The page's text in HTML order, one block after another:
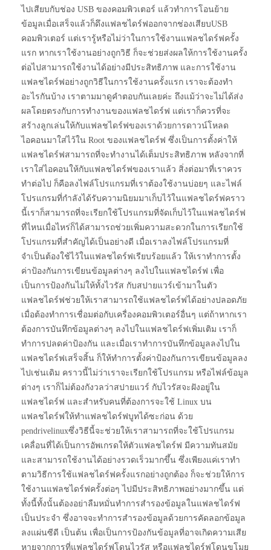
ไปเสียบกับช่อง USB ของคอมพิวเตอร์ แล้วทำการโอนย้าย
ข้อมูลเมื่อเสร็จแล้วก็ดึงแฟลชไดร์ฟออกจากช่องเสียบUSB
คอมพิวเตอร์ แต่เรารู้หรือไม่ว่าในการใช้งานแฟลชไดร์ฟครั้ง
แรก หากเราใช้งานอย่างถูกวิธี ก็จะช่วยส่งผลให้การใช้งานครั้ง
ต่อไปสามารถใช้งานได้อย่างมีประสิทธิภาพ และการใช้งาน
แฟลชไดร์ฟอย่างถูกวิธีในการใช้งานครั้งแรก เราจะต้องทำ
อะไรกันบ้าง เราตามมาดูคำตอบกันเลยค่ะ ถึงแม้ว่าจะไม่ได้ส่ง
ผลโดยตรงกับการทำงานของแฟลชไดร์ฟ แต่เราก็ควรที่จะ
สร้างลูกเล่นให้กับแฟลชไดร์ฟของเราด้วยการดาวน์โหลด
ไอคอนมาใส่ไว้ใน Root ของแฟลชไดร์ฟ ซึ่งเป็นการตั้งค่าให้
แฟลชไดร์ฟสามารถที่จะทำงานได้เต็มประสิทธิภาพ หลังจากที่
เราใส่ไอคอนให้กับแฟลชไดร์ฟของเราแล้ว สิ่งต่อมาที่เราควร
ทำต่อไป ก็คือลงไฟล์โปรแกรมที่เราต้องใช้งานบ่อยๆ และไฟล์
โปรแกรมที่กำลังได้รับความนิยมมาเก็บไว้ในแฟลชไดร์ฟคราว
นี้เราก็สามารถที่จะเรียกใช้โปรแกรมที่จัดเก็บไว้ในแฟลชไดร์ฟ
ที่ไหนเมื่อไหร่ก็ได้สามารถช่วยเพิ่มความสะดวกในการเรียกใช้
โปรแกรมที่สำคัญได้เป็นอย่างดี เมื่อเราลงไฟล์โปรแกรมที่
จำเป็นต้องใช้ไว้ในแฟลชไดร์ฟเรียบร้อยแล้ว ให้เราทำการตั้ง
ค่าป้องกันการเขียนข้อมูลต่างๆ ลงไปในแฟลชไดร์ฟ เพื่อ
เป็นการป้องกันไม่ให้ทั้งไวรัส กับสปายแวร์เข้ามาในตัว
แฟลชไดร์ฟช่วยให้เราสามารถใช้แฟลชไดร์ฟได้อย่างปลอดภัย
เมื่อต้องทำการเชื่อมต่อกับเครื่องคอมพิวเตอร์อื่นๆ แต่ถ้าหากเรา
ต้องการบันทึกข้อมูลต่างๆ ลงไปในแฟลชไดร์ฟเพิ่มเติม เราก็
ทำการปลดค่าป้องกัน และเมื่อเราทำการบันทึกข้อมูลลงไปใน
แฟลชไดร์ฟเสร็จสิ้น ก็ให้ทำการตั้งค่าป้องกันการเขียนข้อมูลลง
ไปเช่นเดิม คราวนี้ไม่ว่าเราจะเรียกใช้โปรแกรม หรือไฟล์ข้อมูล
ต่างๆ เราก็ไม่ต้องกังวลว่าสปายแวร์ กับไวรัสจะฝังอยู่ใน
แฟลชไดร์ฟ และสำหรับคนที่ต้องการจะใช้ Linux บน
แฟลชไดร์ฟให้ทำแฟลชไดร์ฟบูทได้ซะก่อน ด้วย
pendrivelinuxซึ่งวิธีนี้จะช่วยให้เราสามารถที่จะใช้โปรแกรม
เคลื่อนที่ได้เป็นการอัพเกรดให้ตัวแฟลชไดร์ฟ มีความทันสมัย
และสามารถใช้งานได้อย่างรวดเร็วมากขึ้น ซึ่งเพียงแค่เราทำ
ตามวิธีการใช้แฟลชไดร์ฟครั้งแรกอย่างถูกต้อง ก็จะช่วยให้การ
ใช้งานแฟลชไดร์ฟครั้งต่อๆ ไปมีประสิทธิภาพอย่างมากขึ้น แต่
ทั้งนี้ทั้งนั้นต้องอย่าลืมหมั่นทำการสำรองข้อมูลในแฟลชไดร์ฟ
เป็นประจำ ซึ่งอาจจะทำการสำรองข้อมูลด้วยการคัดลอกข้อมูล
ลงแผ่นซีดี เป็นต้น เพื่อเป็นการป้องกันข้อมูลที่อาจเกิดความเสีย
หายจากการที่แฟลชไดร์ฟโดนไวรัส หรือแฟลชไดร์ฟโดนขโมย